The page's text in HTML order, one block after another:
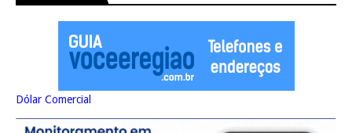
Dólar Comercial